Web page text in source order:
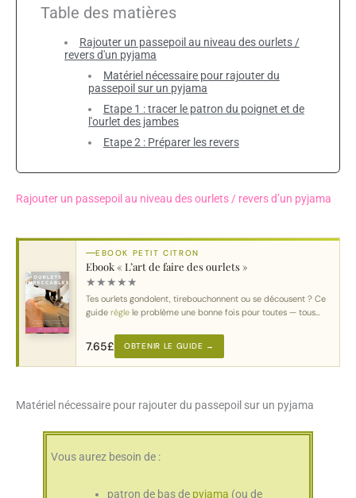
Table des matières
Rajouter un passepoil au niveau des ourlets /
revers d'un pyjama
Matériel nécessaire pour rajouter du
passepoil sur un pyjama
Etape 1 : tracer le patron du poignet et de
l'ourlet des jambes
Etape 2 : Préparer les revers
Rajouter un passepoil au niveau des ourlets / revers d’un pyjama
EBOOK PETIT CITRON
Ebook « L’art de faire des ourlets »
★★★★★
Tes ourlets gondolent, tirebouchonnent ou se décousent ? Ce
guide règle le problème une bonne fois pour toutes — tous
7.65£ OBTENIR LE GUIDE →
Matériel nécessaire pour rajouter du passepoil sur un pyjama
Vous aurez besoin de :
patron de bas de pyjama (ou de